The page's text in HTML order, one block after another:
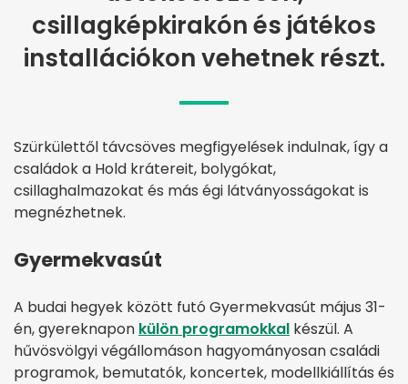
csillagképkirakón és játékos
installációkon vehetnek részt.
Szürkülettől távcsöves megfigyelések indulnak, így a
családok a Hold krátereit, bolygókat,
csillaghalmazokat és más égi látványosságokat is
megnézhetnek.
Gyermekvasút
A budai hegyek között futó Gyermekvasút május 31-
én, gyereknapon külön programokkal készül. A
hűvösvölgyi végállomáson hagyományosan családi
programok, bemutatók, koncertek, modellkiállítás és